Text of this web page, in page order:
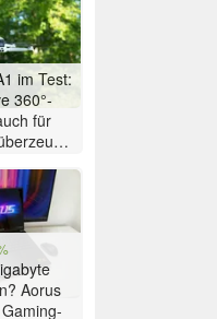
im Test:
360°-
für
Aorus